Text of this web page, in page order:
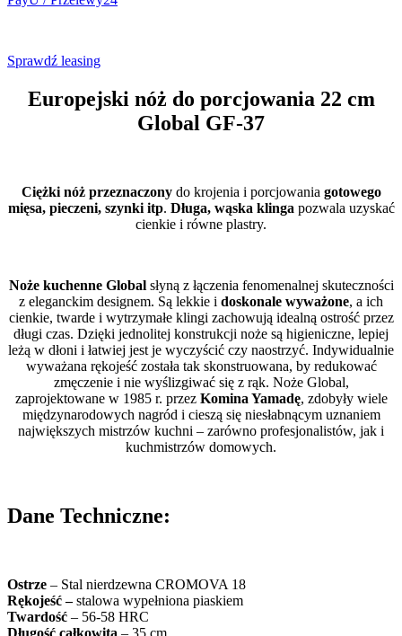
Sprawdź leasing
Europejski nóż do porcjowania 22 cm
Global GF-37
Ciężki nóż przeznaczonydo krojenia i porcjowania gotowego
mięsa, pieczeni, szynki itp. Długa, wąska klinga pozwala uzyskać
cienkie i równe plastry.
Noże kuchenne Globalsłyną z łączenia fenomenalnej skuteczności
z eleganckim designem. Są lekkie i doskonale wyważone, a ich
cienkie, twarde i wytrzymałe klingi zachowują idealną ostrość przez
długi czas. Dzięki jednolitej konstrukcji noże są higieniczne, lepiej
leżą w dłoni i łatwiej jest je wyczyścić czy naostrzyć. Indywidualnie
wyważana rękojeść została tak skonstruowana, by redukować
zmęczenie i nie wyślizgiwać się z rąk. Noże Global,
zaprojektowane w 1985 r. przez Komina Yamadę, zdobyły wiele
międzynarodowych nagród i cieszą się niesłabnącym uznaniem
największych mistrzów kuchni – zarówno profesjonalistów, jak i
kuchmistrzów domowych.
Dane Techniczne:
Ostrze – Stal nierdzewna CROMOVA 18
Rękojeść –stalowa wypełniona piaskiem
Twardość – 56-58 HRC
Długość całkowita – 35 cm